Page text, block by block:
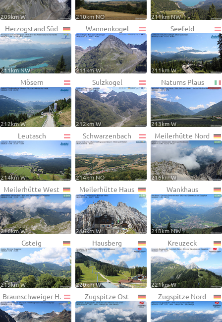
209km W 210km NO 211km NW
Herzogstand Süd
211km NW
Wannenkogel
211km W
Seefeld
211km W
Mösern
212km W
Sulzkogel
212km W
Naturns Plaus
213km W
Leutasch
214km W
Schwarzenbach
214km NO
Meilerhütte Nord
216km W
Meilerhütte West
216km W
Meilerhütte Haus
216km W
Wankhaus
218km NW
Gsteig
219km W
Hausberg
220km W
Kreuzeck
221km W
Braunschweiger H. Zugspitze Ost Zugspitze Nord